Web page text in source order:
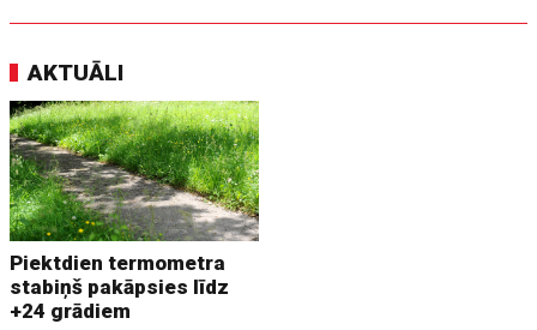
AKTUĀLI
Piektdien termometra
stabiņš pakāpsies līdz
+24 grādiem